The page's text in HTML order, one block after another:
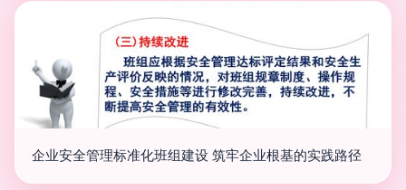
企业安全管理标准化班组建设 筑牢企业根基的实践路径